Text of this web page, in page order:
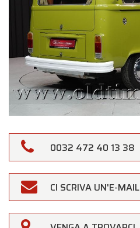
0032 472 40 13 38
CI SCRIVA UN'E-MAIL
Oldtimerfarm